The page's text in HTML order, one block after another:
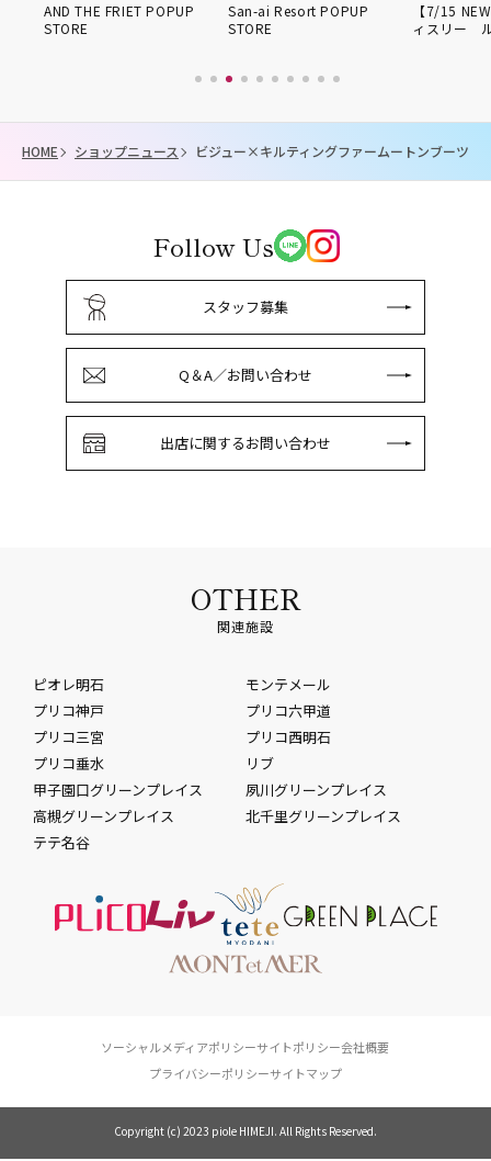
AND THE FRIET POPUP
STORE
San-ai Resort POPUP
STORE
【7/15
ィスリー
HOME ショップニュース ビジュー×キルティングファームートンブーツ
Follow Us
スタッフ募集
Q＆A／お問い合わせ
出店に関するお問い合わせ
OTHER
関連施設
ピオレ明石
モンテメール
プリコ神戸
プリコ六甲道
プリコ三宮
プリコ西明石
プリコ垂水
リブ
甲子園口グリーンプレイス
夙川グリーンプレイス
高槻グリーンプレイス
北千里グリーンプレイス
テテ名谷
ソーシャルメディアポリシーサイトポリシー会社概要
プライバシーポリシーサイトマップ
Copyright (c) 2023 piole HIMEJI. All Rights Reserved.